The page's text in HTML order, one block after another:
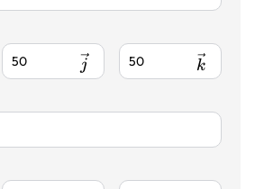
\vec j
j \vec k
k